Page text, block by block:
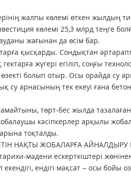
жалпы көлемі өткен жылдың
көлемі 25,3 млрд теңге
жағынан да өсім бар.
қысқарды. Сондықтан
жүгері егіліп, соңғы
болып отыр. Осы орайда су
арнасының тек екеуі ғана
төрт-бес жылда
жобалаушы кәсіпкерлер арқылы
тоқталды.
ЖОБАЛАРҒА АЙНАЛДЫРУ
мәдени ескерткіштері жөнінен
ендігі мақсат – осы бойы